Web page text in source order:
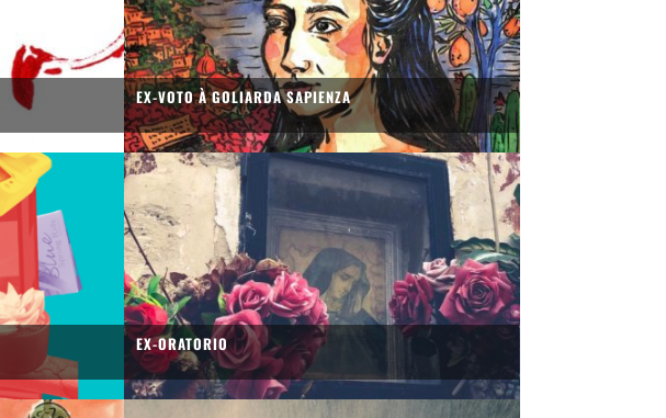
EX-VOTO À GOLIARDA SAPIENZA
EX-ORATORIO